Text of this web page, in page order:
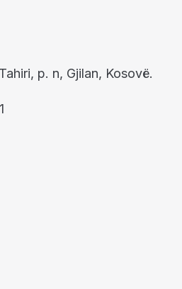
p. n, Gjilan, Kosovë.